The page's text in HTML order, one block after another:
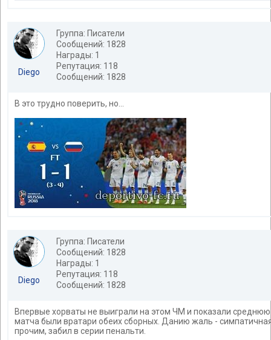
Diego
Группа: Писатели
Сообщений: 1828
Награды: 1
Репутация: 118
Сообщений: 1828
В это трудно поверить, но...
Diego
Группа: Писатели
Сообщений: 1828
Награды: 1
Репутация: 118
Сообщений: 1828
Впервые хорваты не выиграли на этом ЧМ и показали
матча были вратари обеих сборных. Данию жаль -
прочим, забил в серии пенальти.